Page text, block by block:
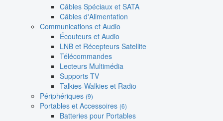
Câbles Spéciaux et SATA
Câbles d'Alimentation
Communications et Audio
Écouteurs et Audio
LNB et Récepteurs Satellite
Télécommandes
Lecteurs Multimédia
Supports TV
Talkies-Walkies et Radio
Périphériques (9)
Portables et Accessoires (6)
Batteries pour Portables